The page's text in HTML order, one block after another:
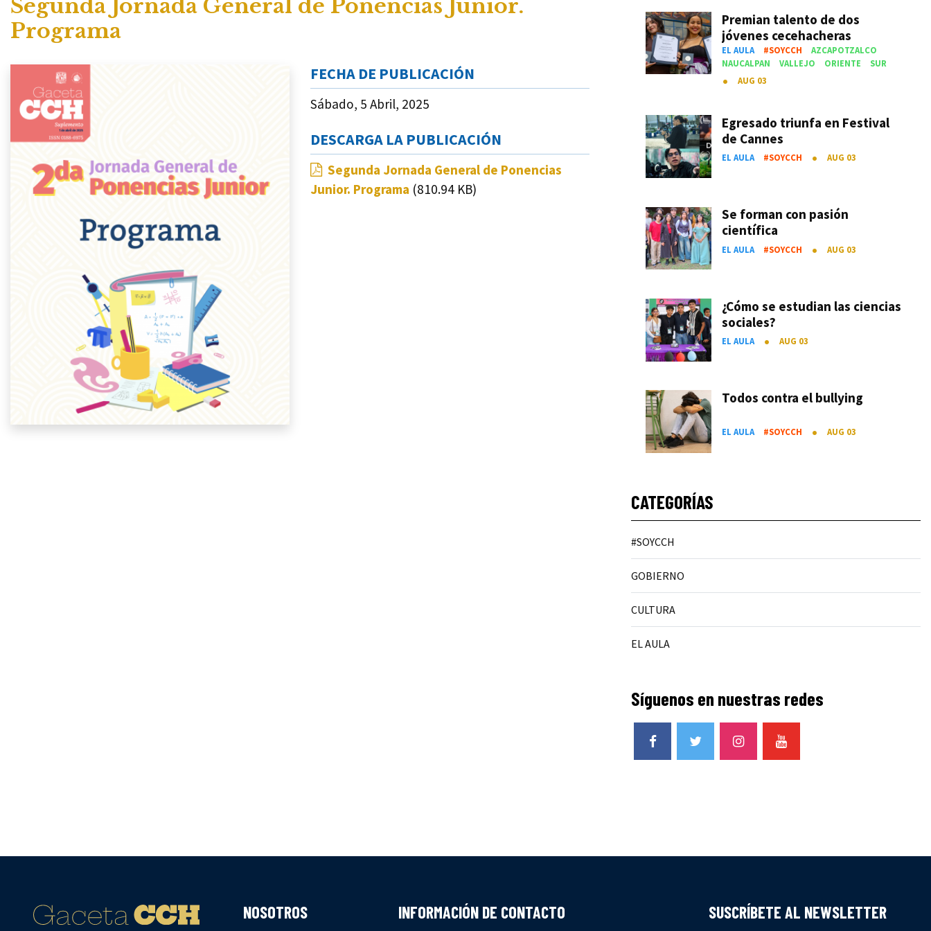
de
ayuda
a
la
navegación
Segunda Jornada General de Ponencias Junior.
Programa
FECHA DE PUBLICACIÓN
Sábado, 5 Abril, 2025
DESCARGA LA PUBLICACIÓN
Segunda Jornada General de Ponencias
Junior. Programa (810.94 KB)
Premian talento de dos
jóvenes cecehacheras
EL AULA #SOYCCH
AZCAPOTZALCO
NAUCALPAN
VALLEJO ORIENTE
SUR
AUG 03
Egresado triunfa en Festival
de Cannes
EL AULA #SOYCCH AUG 03
Se forman con pasión
científica
EL AULA #SOYCCH AUG 03
¿Cómo se estudian las ciencias
sociales?
EL AULA AUG 03
Todos contra el bullying
EL AULA #SOYCCH AUG 03
CATEGORÍAS
#SOYCCH
GOBIERNO
CULTURA
EL AULA
Síguenos en nuestras redes
NOSOTROS INFORMACIÓN DE CONTACTO SUSCRÍBETE AL NEWSLETTER